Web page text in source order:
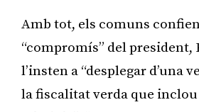
Amb tot, els comuns
“compromís” del president,
l’insten a “desplegar d’una
la fiscalitat verda que